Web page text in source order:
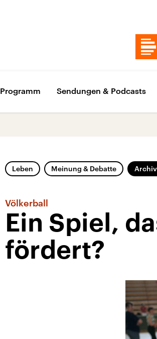
Programm Sendungen & Podcasts
Leben Meinung & Debatte Archiv
Völkerball
Ein Spiel,
fördert?